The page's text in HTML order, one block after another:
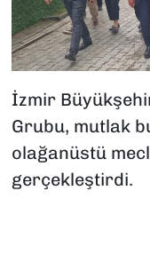
İzmir
Grubu, mutlak
olağanüstü
gerçekleştirdi.